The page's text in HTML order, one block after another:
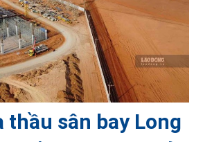
thầu sân bay Long